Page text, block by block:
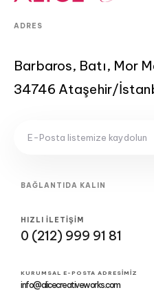
ADRES
Barbaros, Batı, Mor
34746 Ataşehir/
BAĞLANTIDA KALIN
HIZLI İLETİŞİM
0 (212) 999 91 81
KURUMSAL E-POSTA ADRESIMIZ
info@alicecreativeworks.com